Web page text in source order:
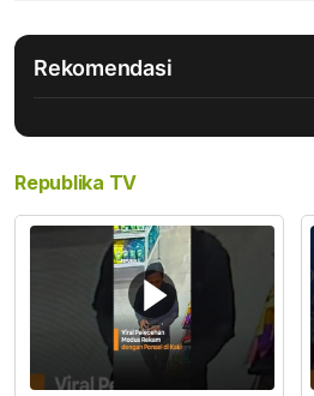
Rekomendasi
Republika TV